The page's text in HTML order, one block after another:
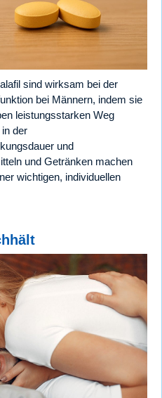
sind wirksam bei der
bei Männern, indem sie
leistungsstarken Weg
der
und
und Getränken machen
wichtigen, individuellen